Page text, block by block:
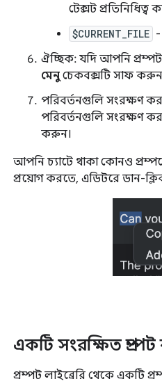
টেক্সট প্রতিনিধিত্ব
$CURRENT_FILE
ঐচ্ছিক: যদি আপনি
মেনু চেকবক্সটি সাফ
পরিবর্তনগুলি সংরক্ষণ
পরিবর্তনগুলি সংরক্ষণ
করুন।
আপনি চ্যাটে থাকা কোনও
প্রয়োগ করতে, এডিটরে ডান-
একটি সংরক্ষিত
প্রম্পট লাইব্রেরি থেকে